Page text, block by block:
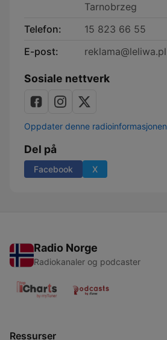
Tarnobrzeg
Telefon:
15 823 66 55
E-post:
reklama@leliwa.pl
Sosiale nettverk
Oppdater denne radioinformasjonen
Del på
Facebook X
Radio Norge
Radiokanaler og podcaster
Ressurser